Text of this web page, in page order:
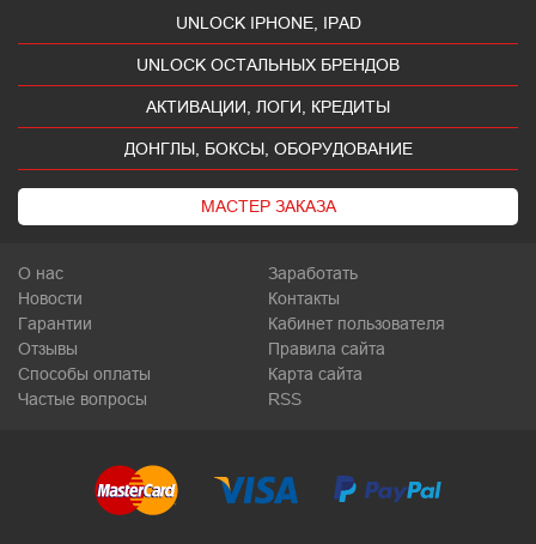
UNLOCK IPHONE, IPAD
UNLOCK ОСТАЛЬНЫХ БРЕНДОВ
АКТИВАЦИИ, ЛОГИ, КРЕДИТЫ
ДОНГЛЫ, БОКСЫ, ОБОРУДОВАНИЕ
МАСТЕР ЗАКАЗА
О нас
Новости
Гарантии
Отзывы
Способы оплаты
Частые вопросы
Заработать
Контакты
Кабинет пользователя
Правила сайта
Карта сайта
RSS